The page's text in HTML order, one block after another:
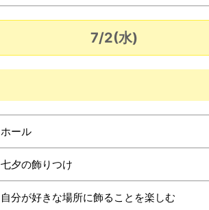
7/2(水)
ホール
七夕の飾りつけ
自分が好きな場所に飾ることを楽しむ